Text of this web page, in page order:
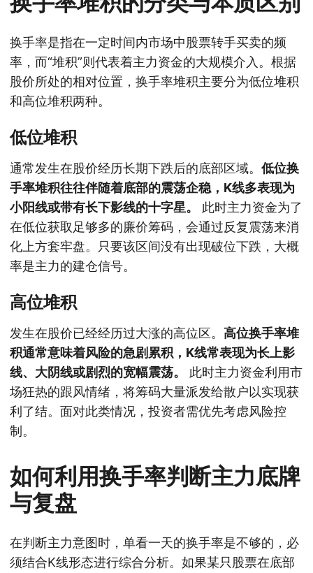
换手率是指在一定时间内市场中股票转手买卖的频
率，而“堆积”则代表着主力资金的大规模介入。根据
股价所处的相对位置，换手率堆积主要分为低位堆积
和高位堆积两种。
低位堆积
通常发生在股价经历长期下跌后的底部区域。 低位换
手率堆积往往伴随着底部的震荡企稳，K线多表现为
小阳线或带有长下影线的十字星。
此时主力资金为了
在低位获取足够多的廉价筹码，会通过反复震荡来消
化上方套牢盘。只要该区间没有出现破位下跌，大概
率是主力的建仓信号。
高位堆积
发生在股价已经经历过大涨的高位区。 高位换手率堆
积通常意味着风险的急剧累积，K线常表现为长上影
线、大阴线或剧烈的宽幅震荡。
此时主力资金利用市
场狂热的跟风情绪，将筹码大量派发给散户以实现获
利了结。面对此类情况，投资者需优先考虑风险控
制。
如何利用换手率判断主力底牌
与复盘
在判断主力意图时，单看一天的换手率是不够的，必
须结合K线形态进行综合分析。如果某只股票在底部